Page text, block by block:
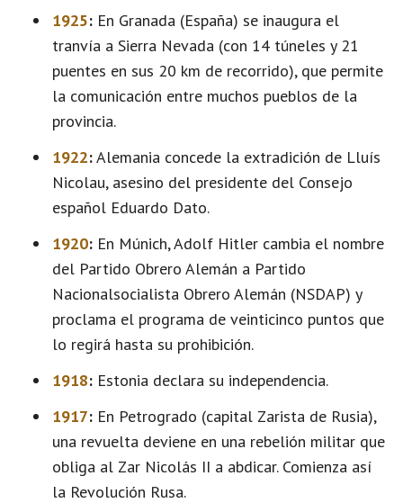
1925: En Granada (España) se inaugura el
tranvía a Sierra Nevada (con 14 túneles y 21
puentes en sus 20 km de recorrido), que permite
la comunicación entre muchos pueblos de la
provincia.
1922:Alemania concede la extradición de Lluís
Nicolau, asesino del presidente del Consejo
español Eduardo Dato.
1920: En Múnich, Adolf Hitler cambia el nombre
del Partido Obrero Alemán a Partido
Nacionalsocialista Obrero Alemán (NSDAP) y
proclama el programa de veinticinco puntos que
lo regirá hasta su prohibición.
1918: Estonia declara su independencia.
1917: En Petrogrado (capital Zarista de Rusia),
una revuelta deviene en una rebelión militar que
obliga al Zar Nicolás II a abdicar. Comienza así
la Revolución Rusa.